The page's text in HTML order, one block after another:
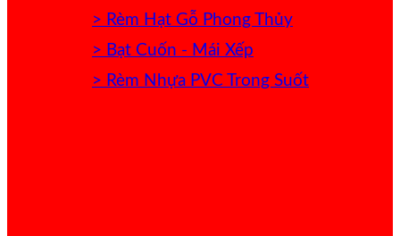
> Rèm Hạt Gỗ Phong Thủy
> Bạt Cuốn - Mái Xếp
> Rèm Nhựa PVC Trong Suốt